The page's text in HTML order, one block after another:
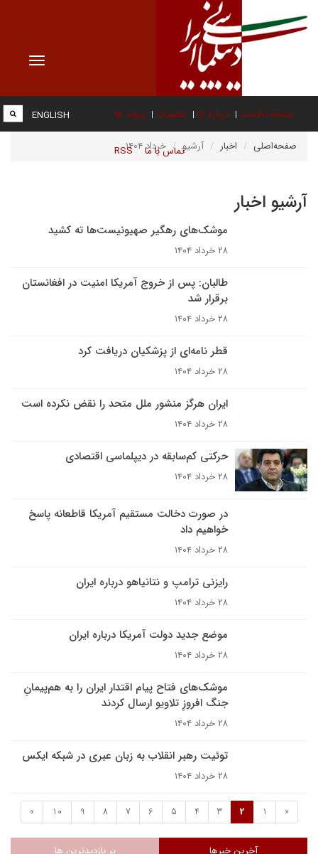
Toggle
صفحه نخست درباره ما عضویت پیوند ها
تماس با ما RSS
ENGLISH
صفحه‌اصلی اخبار آرشیو خرداد ۱۴۰۴
آرشیو اخبار
موشک‌های رهگیر صهیونیست‌ها ته کشید
۲۸ خرداد ۱۴۰۴
طالبان: پس از خروج آمریکا امنیت در افغانستان
برقرار شد
۲۸ خرداد ۱۴۰۴
قطر نامه‌ای از پزشکیان دریافت کرد
۲۸ خرداد ۱۴۰۴
ایران هرگز منشور ملل متحد را نقض نکرده است
۲۸ خرداد ۱۴۰۴
حرکتی کم‌سابقه در دیپلماسی اقتصادی
۲۸ خرداد ۱۴۰۴
در صورت دخالت مستقیم آمریکا قاطعانه پاسخ
خواهیم داد
۲۸ خرداد ۱۴۰۴
رایزنی ترامپ و نتانیاهو درباره ایران
۲۸ خرداد ۱۴۰۴
موضع جدید دولت آمریکا درباره ایران
۲۸ خرداد ۱۴۰۴
موشک‌های فتاح پیام اقتدار ایران را به هم‌پیمانِ
جنگ افروزِ تلاویو ارسال کردند
۲۸ خرداد ۱۴۰۴
توئیت رهبر انقلاب به زبان عبری در شبکه ایکس
۲۸ خرداد ۱۴۰۴
«
1
2
3
4
5
6
7
8
9
10
»
آخرین خبرها پر بازدیدترین ها